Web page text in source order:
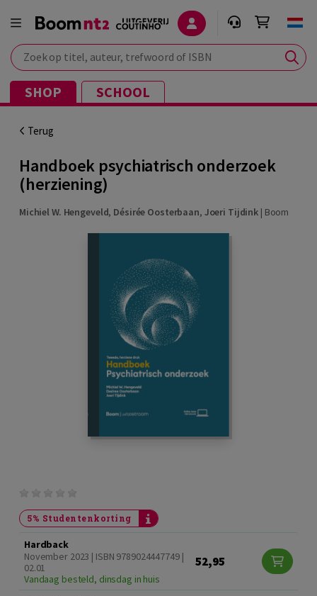
Zoek op titel, auteur, trefwoord of ISBN
SHOP SCHOOL
Terug
Handboek psychiatrisch onderzoek
(herziening)
Michiel W. Hengeveld, Désirée Oosterbaan, Joeri Tijdink | Boom
5% Studentenkorting
Hardback
November 2023 | ISBN 9789024447749 |
02.01
Vandaag besteld, dinsdag in huis
52,95